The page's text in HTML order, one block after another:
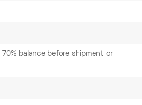
balance before shipment or